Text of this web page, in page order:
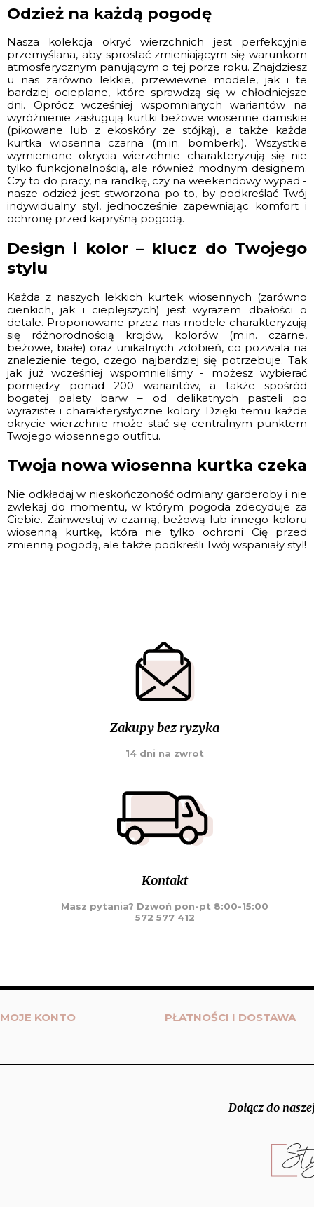
Odzież na każdą pogodę
Nasza kolekcja okryć wierzchnich jest perfekcyjnie
przemyślana, aby sprostać zmieniającym się warunkom
atmosferycznym panującym o tej porze roku. Znajdziesz
u nas zarówno lekkie, przewiewne modele, jak i te
bardziej ocieplane, które sprawdzą się w chłodniejsze
dni. Oprócz wcześniej wspomnianych wariantów na
wyróżnienie zasługują kurtki beżowe wiosenne damskie
(pikowane lub z ekoskóry ze stójką), a także każda
kurtka wiosenna czarna (m.in. bomberki). Wszystkie
wymienione okrycia wierzchnie charakteryzują się nie
tylko funkcjonalnością, ale również modnym designem.
Czy to do pracy, na randkę, czy na weekendowy wypad -
nasze odzież jest stworzona po to, by podkreślać Twój
indywidualny styl, jednocześnie zapewniając komfort i
ochronę przed kapryśną pogodą.
Design i kolor – klucz do Twojego
stylu
Każda z naszych lekkich kurtek wiosennych (zarówno
cienkich, jak i cieplejszych) jest wyrazem dbałości o
detale. Proponowane przez nas modele charakteryzują
się różnorodnością krojów, kolorów (m.in. czarne,
beżowe, białe) oraz unikalnych zdobień, co pozwala na
znalezienie tego, czego najbardziej się potrzebuje. Tak
jak już wcześniej wspomnieliśmy - możesz wybierać
pomiędzy ponad 200 wariantów, a także spośród
bogatej palety barw – od delikatnych pasteli po
wyraziste i charakterystyczne kolory. Dzięki temu każde
okrycie wierzchnie może stać się centralnym punktem
Twojego wiosennego outfitu.
Twoja nowa wiosenna kurtka czeka
Nie odkładaj w nieskończoność odmiany garderoby i nie
zwlekaj do momentu, w którym pogoda zdecyduje za
Ciebie. Zainwestuj w czarną, beżową lub innego koloru
wiosenną kurtkę, która nie tylko ochroni Cię przed
zmienną pogodą, ale także podkreśli Twój wspaniały styl!
Zakupy bez ryzyka
14 dni na zwrot
Kontakt
Masz pytania? Dzwoń pon-pt 8:00-15:00
572 577 412
MOJE KONTO PŁATNOŚCI I DOSTAWA
Dołącz do